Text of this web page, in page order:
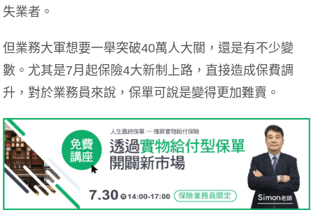
失業者。
但業務大軍想要一舉突破40萬人大關，還是有不少變
數。尤其是7月起保險4大新制上路，直接造成保費調
升，對於業務員來說，保單可說是變得更加難賣。